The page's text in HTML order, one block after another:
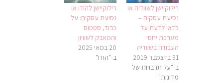
רילוקיישן לשוודיה או
נסיעת עסקים –
כדאי לדעת על
מערכת יחסי
העבודה בשוודיה
31 בדצמבר 2019
ב-"על תרבויות של
מדינות"
רילוקיישן להודו או
נסיעת עסקים: על
כבוד, סטטוס
והמאבק לשוויון
20 במאי 2025
ב-"הודו"